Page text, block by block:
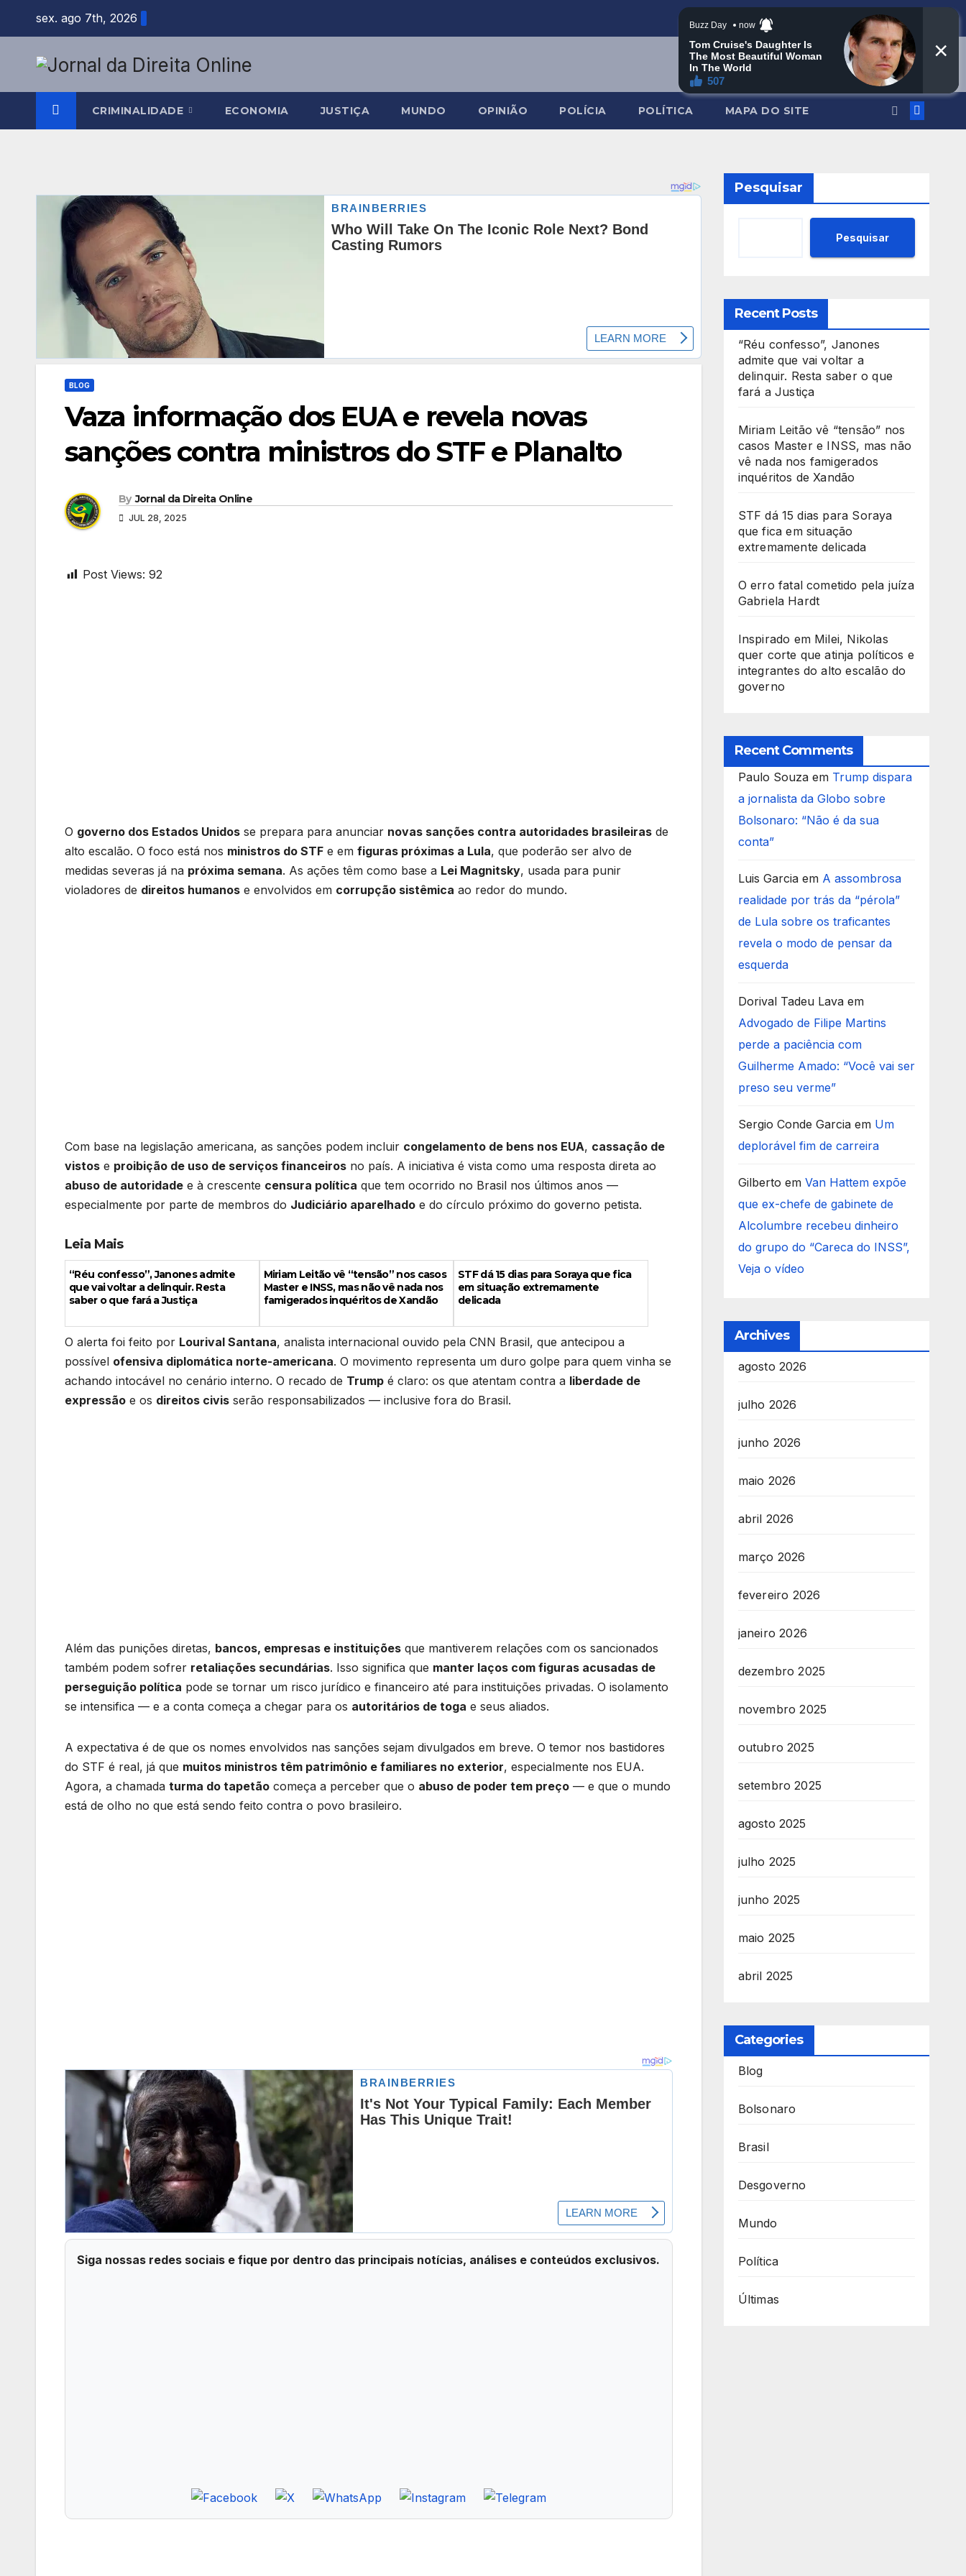
content
sex. ago 7th, 2026
CRIMINALIDADE ECONOMIA JUSTIÇA MUNDO OPINIÃO POLÍCIA POLÍTICA MAPA DO SITE
BLOG
Vaza informação dos EUA e revela novas
sanções contra ministros do STF e Planalto
By Jornal da Direita Online
JUL 28, 2025
Post Views: 92
O governo dos Estados Unidos se prepara para anunciar novas sanções contra autoridades brasileiras de
alto escalão. O foco está nos ministros do STF e em figuras próximas a Lula, que poderão ser alvo de
medidas severas já na próxima semana. As ações têm como base a Lei Magnitsky, usada para punir
violadores de direitos humanos e envolvidos em corrupção sistêmica ao redor do mundo.
Com base na legislação americana, as sanções podem incluir congelamento de bens nos EUA, cassação de
vistos e proibição de uso de serviços financeiros no país. A iniciativa é vista como uma resposta direta ao
abuso de autoridade e à crescente censura política que tem ocorrido no Brasil nos últimos anos —
especialmente por parte de membros do Judiciário aparelhado e do círculo próximo do governo petista.
Leia Mais
“Réu confesso”, Janones admite
que vai voltar a delinquir. Resta
saber o que fará a Justiça
Miriam Leitão vê “tensão” nos casos
Master e INSS, mas não vê nada nos
famigerados inquéritos de Xandão
STF dá 15 dias para Soraya que fica
em situação extremamente
delicada
O alerta foi feito por Lourival Santana, analista internacional ouvido pela CNN Brasil, que antecipou a
possível ofensiva diplomática norte-americana. O movimento representa um duro golpe para quem vinha se
achando intocável no cenário interno. O recado de Trump é claro: os que atentam contra a liberdade de
expressão e os direitos civis serão responsabilizados — inclusive fora do Brasil.
Além das punições diretas, bancos, empresas e instituições que mantiverem relações com os sancionados
também podem sofrer retaliações secundárias. Isso significa que manter laços com figuras acusadas de
perseguição política pode se tornar um risco jurídico e financeiro até para instituições privadas. O isolamento
se intensifica — e a conta começa a chegar para os autoritários de toga e seus aliados.
A expectativa é de que os nomes envolvidos nas sanções sejam divulgados em breve. O temor nos bastidores
do STF é real, já que muitos ministros têm patrimônio e familiares no exterior, especialmente nos EUA.
Agora, a chamada turma do tapetão começa a perceber que o abuso de poder tem preço — e que o mundo
está de olho no que está sendo feito contra o povo brasileiro.
Siga nossas redes sociais e fique por dentro das principais notícias, análises e conteúdos exclusivos.
Pesquisar
Pesquisar
Recent Posts
“Réu confesso”, Janones
admite que vai voltar a
delinquir. Resta saber o que
fará a Justiça
Miriam Leitão vê “tensão” nos
casos Master e INSS, mas não
vê nada nos famigerados
inquéritos de Xandão
STF dá 15 dias para Soraya
que fica em situação
extremamente delicada
O erro fatal cometido pela juíza
Gabriela Hardt
Inspirado em Milei, Nikolas
quer corte que atinja políticos e
integrantes do alto escalão do
governo
Recent Comments
Paulo Souzaem Trump dispara
a jornalista da Globo sobre
Bolsonaro: “Não é da sua
conta”
Luis Garciaem A assombrosa
realidade por trás da “pérola”
de Lula sobre os traficantes
revela o modo de pensar da
esquerda
Dorival Tadeu Lavaem
Advogado de Filipe Martins
perde a paciência com
Guilherme Amado: “Você vai ser
preso seu verme”
Sergio Conde Garciaem Um
deplorável fim de carreira
Gilberto em Van Hattem expõe
que ex-chefe de gabinete de
Alcolumbre recebeu dinheiro
do grupo do “Careca do INSS”,
Veja o vídeo
Archives
agosto 2026
julho 2026
junho 2026
maio 2026
abril 2026
março 2026
fevereiro 2026
janeiro 2026
dezembro 2025
novembro 2025
outubro 2025
setembro 2025
agosto 2025
julho 2025
junho 2025
maio 2025
abril 2025
Categories
Blog
Bolsonaro
Brasil
Desgoverno
Mundo
Política
Últimas